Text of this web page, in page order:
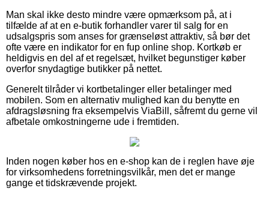
Man skal ikke desto mindre være opmærksom på, at i
tilfælde af at en e-butik forhandler varer til salg for en
udsalgspris som anses for grænseløst attraktiv, så bør det
ofte være en indikator for en fup online shop. Kortkøb er
heldigvis en del af et regelsæt, hvilket begunstiger køber
overfor snydagtige butikker på nettet.
Generelt tilråder vi kortbetalinger eller betalinger med
mobilen. Som en alternativ mulighed kan du benytte en
afdragsløsning fra eksempelvis ViaBill, såfremt du gerne vil
afbetale omkostningerne ude i fremtiden.
Inden nogen køber hos en e-shop kan de i reglen have øje
for virksomhedens forretningsvilkår, men det er mange
gange et tidskrævende projekt.